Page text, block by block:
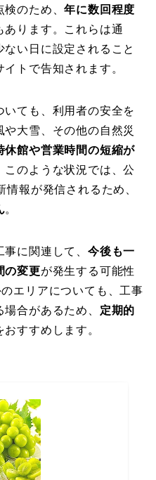
検のため、年に数回程度
あります。これらは通
い日に設定されること
トで告知されます。
いても、利用者の安全を
大雪、その他の自然災
休館や営業時間の短縮が
このような状況では、公
報が発信されるため、
。
に関連して、 今後も一
の変更が発生する可能性
エリアについても、工事
合があるため、 定期的
おすすめします。